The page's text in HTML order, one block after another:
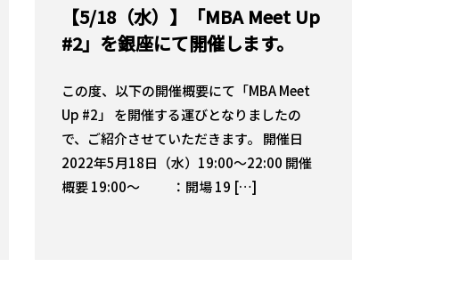
【5/18（水）】「MBA Meet Up
#2」を銀座にて開催します。
この度、以下の開催概要にて「MBA Meet
Up #2」 を開催する運びとなりましたの
で、ご紹介させていただきます。 開催日
2022年5月18日（水）19:00〜22:00 開催
概要 19:00〜 ：開場 19 […]